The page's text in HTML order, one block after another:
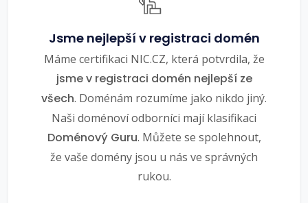
Jsme nejlepší v registraci domén
Máme certifikaci NIC.CZ, která potvrdila, že
jsme v registraci domén nejlepší ze
všech. Doménám rozumíme jako nikdo jiný.
Naši doménoví odborníci mají klasifikaci
Doménový Guru. Můžete se spolehnout,
že vaše domény jsou u nás ve správných
rukou.